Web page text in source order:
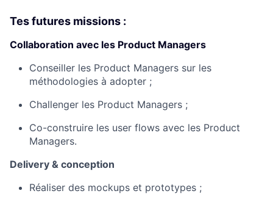
Tes futures missions :
Collaboration avec les Product Managers
Conseiller les Product Managers sur les
méthodologies à adopter ;
Challenger les Product Managers ;
Co-construire les user flows avec les Product
Managers.
Delivery & conception
Réaliser des mockups et prototypes ;